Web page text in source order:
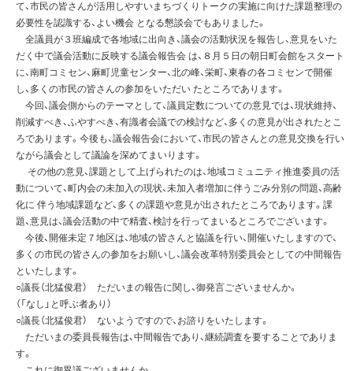
て、市民の皆さんが活用しやすいまちづくりトークの実施に向けた課題整理の
必要性を認識する、よい機会 となる懇談会でもありました。
全議員が３班編成で各地域に出向き、議会の活動状況を報告し、意見をいた
だく中で議会活動に反映する議会報告会 は、８月５日の朝日町会館をスタート
に、南町コミセン、麻町児童センター、北の峰、栄町、東春の各コミセンで開催
し、多くの市民の皆さんの参加をいただい たところであります。
今回、議会側からのテーマとして、議員定数についての意見では、現状維持、
削減すべき、ふやすべき、有識者会議での検討など、多くの意見が出されたとこ
ろであります。今後も、議会報告会において、市民の皆さんとの意見交換を行い
ながら議会として議論を深めてまいります。
その他の意見、課題として上げられたのは、地域コミュニティ推進委員の活
動について、町内会の未加入の現状、未加入者増加に伴うごみ分別の問題、高齢
化に 伴う地域課題など、多くの課題や意見が出されたところであります。課
題、意見は、議会活動の中で精査、検討を行ってまいるところでございます。
今後、開催未定７地区は、地域の皆さんと協議を行い、開催いたしますので、
多くの市民の皆さんの参加をお願いし、議会改革特別委員会としての中間報告
といたします。
○議長（北猛俊君） ただいまの報告に関し、御発言ございませんか。
（「なし」と呼ぶ者あり）
○議長（北猛俊君） ないようですので、お諮りをいたします。
ただいまの委員長報告は、中間報告であり、継続調査を要することでありま
す。